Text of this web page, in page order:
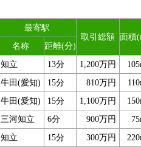
最寄駅
取引総額 面積
名称
距離(分)
知立 13分 1,200万円
牛田(愛知) 15分 810万円
牛田(愛知) 15分 1,100万円
三河知立 6分 900万円
知立 15分 300万円